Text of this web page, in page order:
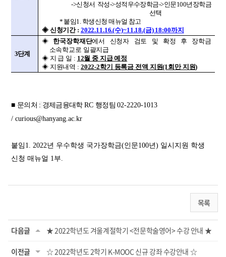
->신청서 작성->성적우수장학금->인문100년장학금
선택
* 붙임1. 학생신청 매뉴얼 참고
◈ 신청기간 : 2022.11.16.(수)~11.18.(금) 18:00까지
3단계
◈ 한국장학재단에서 신청자 검토 및 확정 후 장학금
소속학교로 일괄지급
◈ 지 급 일 : 12월 중 지급 예정
◈ 지원내역 : 2022-2학기 등록금 전액 지원(1회만 지원)
■ 문의처 : 경제금융대학 RC 행정팀02-2220-1013
/ curious@hanyang.ac.kr
붙임1. 2022년 우수학생 국가장학금(인문100년) 일시지원 학생
신청 매뉴얼 1부.
목록
다음글 ★ 2022학년도 겨울계절학기 <전문학술영어> 수강 안내 ★
이전글 ☆ 2022학년도 2학기 K-MOOC 신규 강좌 수강안내 ☆